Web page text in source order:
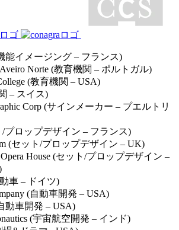
能イメージング – フランス)
Aveiro Norte (教育機関 – ポルトガル)
(教育機関 – USA)
– スイス)
Corp (サインメーカー – プエルトリ
/プロップデザイン – フランス)
(セット/プロップデザイン – UK)
House (セット/プロップデザイン –
車 – ドイツ)
(自動車開発 – USA)
動車開発 – USA)
(宇宙航空開発 – インド)